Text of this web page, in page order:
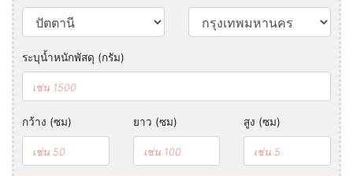
ระบุน้ำหนักพัสดุ (กรัม)
กว้าง (ซม) ยาว (ซม) สูง (ซม)